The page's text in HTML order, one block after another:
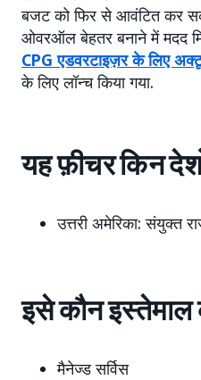
बजट को फिर से आवंटित कर
ओवरऑल बेहतर बनाने में मदद
CPG एडवरटाइज़र के लिए
के लिए लॉन्च किया गया.
यह फ़ीचर किन
उत्तरी अमेरिका:संयुक्त
इसे कौन
मैनेज्ड सर्विस